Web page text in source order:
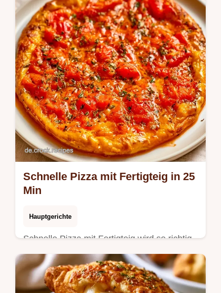
Warum dieses Gericht so klappt mehr.
Schnelle Pizza mit Fertigteig in 25
Min
Hauptgerichte
Schnelle Pizza mit Fertigteig wird so richtig
knusprig. Der Teil über die Ofenhitze erklärt,
wie der Boden optimal gelingt. In 25
Minuten servierbereit.